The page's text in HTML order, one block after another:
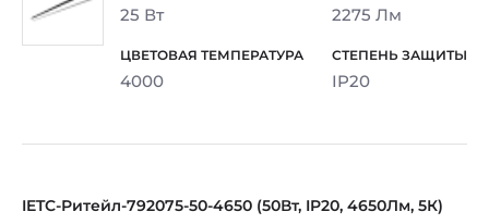
25 Вт 2275 Лм
4000 IP20
IETC-Ритейл-792075-50-4650 (50Вт, IP20, 4650Лм, 5К)